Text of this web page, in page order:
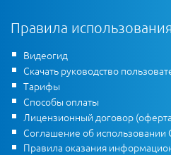
Правила
Видеогид
Скачать руководство
Тарифы
Способы оплаты
Лицензионный договор
Соглашение об использовании
Правила оказания